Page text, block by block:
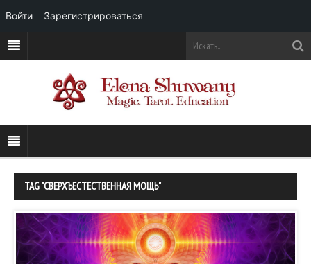
TAG "СВЕРХЪЕСТЕСТВЕННАЯ МОЩЬ"
Войти Зарегистрироваться